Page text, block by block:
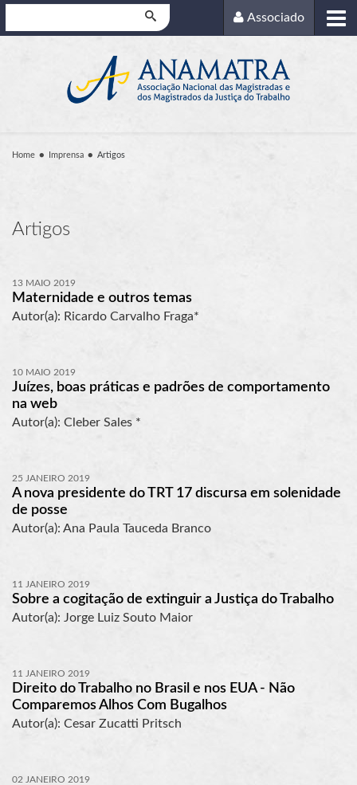
Associado
Home Imprensa Artigos
Artigos
13 MAIO 2019
Maternidade e outros temas
Autor(a): Ricardo Carvalho Fraga*
10 MAIO 2019
Juízes, boas práticas e padrões de comportamento
na web
Autor(a): Cleber Sales *
25 JANEIRO 2019
A nova presidente do TRT 17 discursa em solenidade
de posse
Autor(a): Ana Paula Tauceda Branco
11 JANEIRO 2019
Sobre a cogitação de extinguir a Justiça do Trabalho
Autor(a): Jorge Luiz Souto Maior
11 JANEIRO 2019
Direito do Trabalho no Brasil e nos EUA - Não
Comparemos Alhos Com Bugalhos
Autor(a): Cesar Zucatti Pritsch
02 JANEIRO 2019